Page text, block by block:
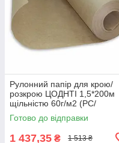
Рулонний папір для крою/
розкрою ЦОДНТІ 1,5*200м
щільністю 60г/м2 (PС/
К-1,5/200-60-8)
Готово до відправки
1 437,35 ₴ 1 513 ₴